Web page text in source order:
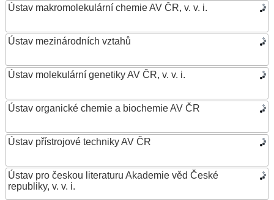
Ústav makromolekulární chemie AV ČR, v. v. i.
Ústav mezinárodních vztahů
Ústav molekulární genetiky AV ČR, v. v. i.
Ústav organické chemie a biochemie AV ČR
Ústav přístrojové techniky AV ČR
Ústav pro českou literaturu Akademie věd České
republiky, v. v. i.